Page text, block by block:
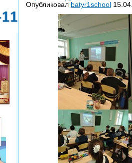
Опубликовал batyr1school